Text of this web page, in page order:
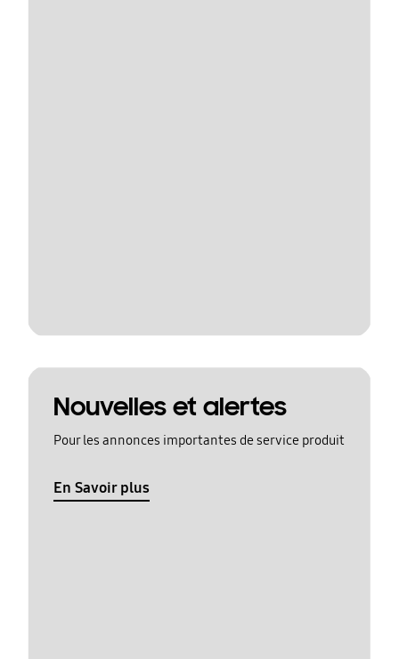
Nouvelles et alertes
Pour les annonces importantes de service produit
En Savoir plus